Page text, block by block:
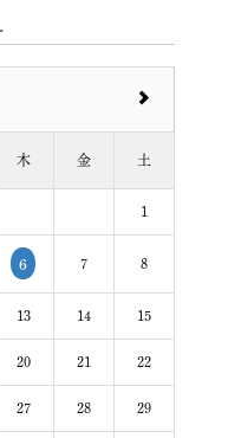
木 金 土
1
6 7 8
13 14 15
20 21 22
27 28 29